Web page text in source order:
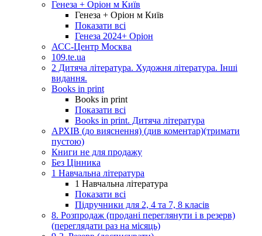
Генеза + Оріон м Київ
Генеза + Оріон м Київ
Показати всі
Генеза 2024+ Оріон
АСС-Центр Москва
109.te.ua
2 Дитяча література. Художня література. Інші
видання.
Books in print
Books in print
Показати всі
Books in print. Дитяча література
АРХІВ (до вияснення) (див коментар)(тримати
пустою)
Книги не для продажу
Без Цінника
1 Навчальна література
1 Навчальна література
Показати всі
Підручники для 2, 4 та 7, 8 класів
8. Розпродаж (продані переглянути і в резерв)
(переглядати раз на місяць)